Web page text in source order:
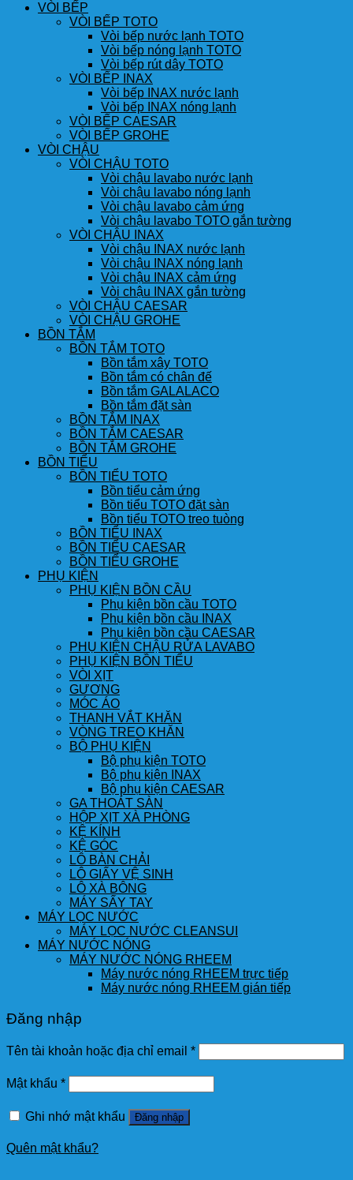
VÒI BẾP
VÒI BẾP TOTO
Vòi bếp nước lạnh TOTO
Vòi bếp nóng lạnh TOTO
Vòi bếp rút dây TOTO
VÒI BẾP INAX
Vòi bếp INAX nước lạnh
Vòi bếp INAX nóng lạnh
VÒI BẾP CAESAR
VÒI BẾP GROHE
VÒI CHẬU
VÒI CHẬU TOTO
Vòi chậu lavabo nước lạnh
Vòi chậu lavabo nóng lạnh
Vòi chậu lavabo cảm ứng
Vòi chậu lavabo TOTO gắn tường
VÒI CHẬU INAX
Vòi chậu INAX nước lạnh
Vòi chậu INAX nóng lạnh
Vòi chậu INAX cảm ứng
Vòi chậu INAX gắn tường
VÒI CHẬU CAESAR
VÒI CHẬU GROHE
BỒN TẮM
BỒN TẮM TOTO
Bồn tắm xây TOTO
Bồn tắm có chân đế
Bồn tắm GALALACO
Bồn tắm đặt sàn
BỒN TẮM INAX
BỒN TẮM CAESAR
BỒN TẮM GROHE
BỒN TIỂU
BỒN TIỂU TOTO
Bồn tiểu cảm ứng
Bồn tiểu TOTO đặt sàn
Bồn tiểu TOTO treo tuòng
BỒN TIỂU INAX
BỒN TIỂU CAESAR
BỒN TIỂU GROHE
PHỤ KIỆN
PHỤ KIỆN BỒN CẦU
Phụ kiện bồn cầu TOTO
Phụ kiện bồn cầu INAX
Phụ kiện bồn cầu CAESAR
PHỤ KIỆN CHẬU RỬA LAVABO
PHỤ KIỆN BỒN TIỂU
VÒI XỊT
GƯƠNG
MÓC ÁO
THANH VẮT KHĂN
VÒNG TREO KHĂN
BỘ PHỤ KIỆN
Bộ phụ kiện TOTO
Bộ phụ kiện INAX
Bộ phụ kiện CAESAR
GA THOÁT SÀN
HỘP XỊT XÀ PHÒNG
KỆ KÍNH
KỆ GÓC
LÔ BÀN CHẢI
LÔ GIẤY VỆ SINH
LÔ XÀ BÔNG
MÁY SẤY TAY
MÁY LỌC NƯỚC
MÁY LỌC NƯỚC CLEANSUI
MÁY NƯỚC NÓNG
MÁY NƯỚC NÓNG RHEEM
Máy nước nóng RHEEM trực tiếp
Máy nước nóng RHEEM gián tiếp
Đăng nhập
Tên tài khoản hoặc địa chỉ email *
Mật khẩu *
Ghi nhớ mật khẩu Đăng nhập
Quên mật khẩu?